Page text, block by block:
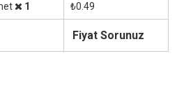
1 ₺0.49
Fiyat Sorunuz